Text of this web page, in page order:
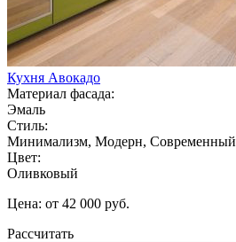
Кухня Авокадо
Материал фасада:
Эмаль
Стиль:
Минимализм, Модерн, Современный
Цвет:
Оливковый
Цена: от 42 000 руб.
Рассчитать